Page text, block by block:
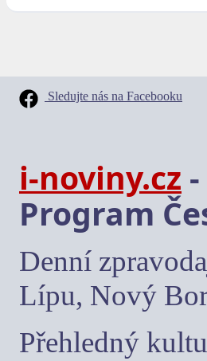
Sledujte nás na Facebooku
i-noviny.cz
Program
Denní
Lípu, Nový
Přehledný